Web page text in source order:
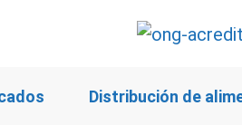
Distribución de